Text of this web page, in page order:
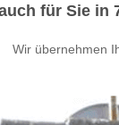
für Sie in
Wir übernehmen